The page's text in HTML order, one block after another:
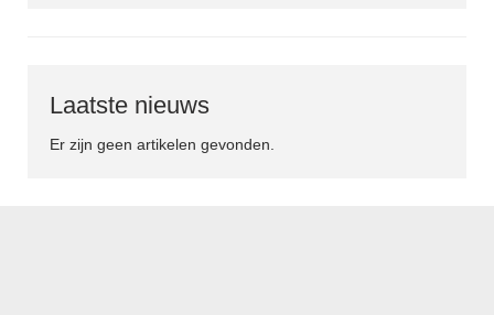
Laatste nieuws
Er zijn geen artikelen gevonden.